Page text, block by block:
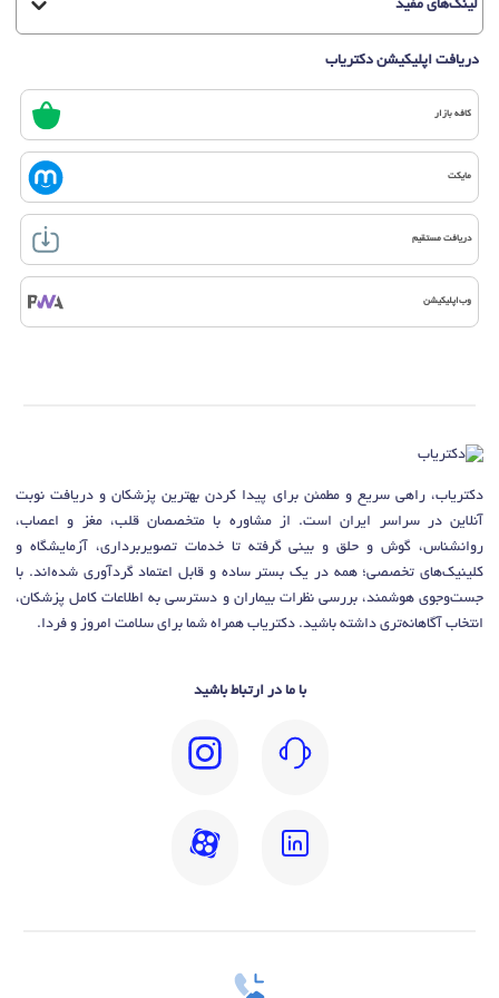
لینک‌های مفید
دریافت اپلیکیشن دکتریاب
کافه بازار
مایکت
دریافت مستقیم
وب‌اپلیکیشن
دکتریاب، راهی سریع و مطمئن برای پیدا کردن بهترین پزشکان و دریافت نوبت
آنلاین در سراسر ایران است. از مشاوره با متخصصان قلب، مغز و اعصاب،
روانشناس، گوش و حلق و بینی گرفته تا خدمات تصویربرداری، آزمایشگاه و
کلینیک‌های تخصصی؛ همه در یک بستر ساده و قابل اعتماد گردآوری شده‌اند. با
جست‌وجوی هوشمند، بررسی نظرات بیماران و دسترسی به اطلاعات کامل پزشکان،
انتخاب آگاهانه‌تری داشته باشید. دکتریاب همراه شما برای سلامت امروز و فردا.
با ما در ارتباط باشید